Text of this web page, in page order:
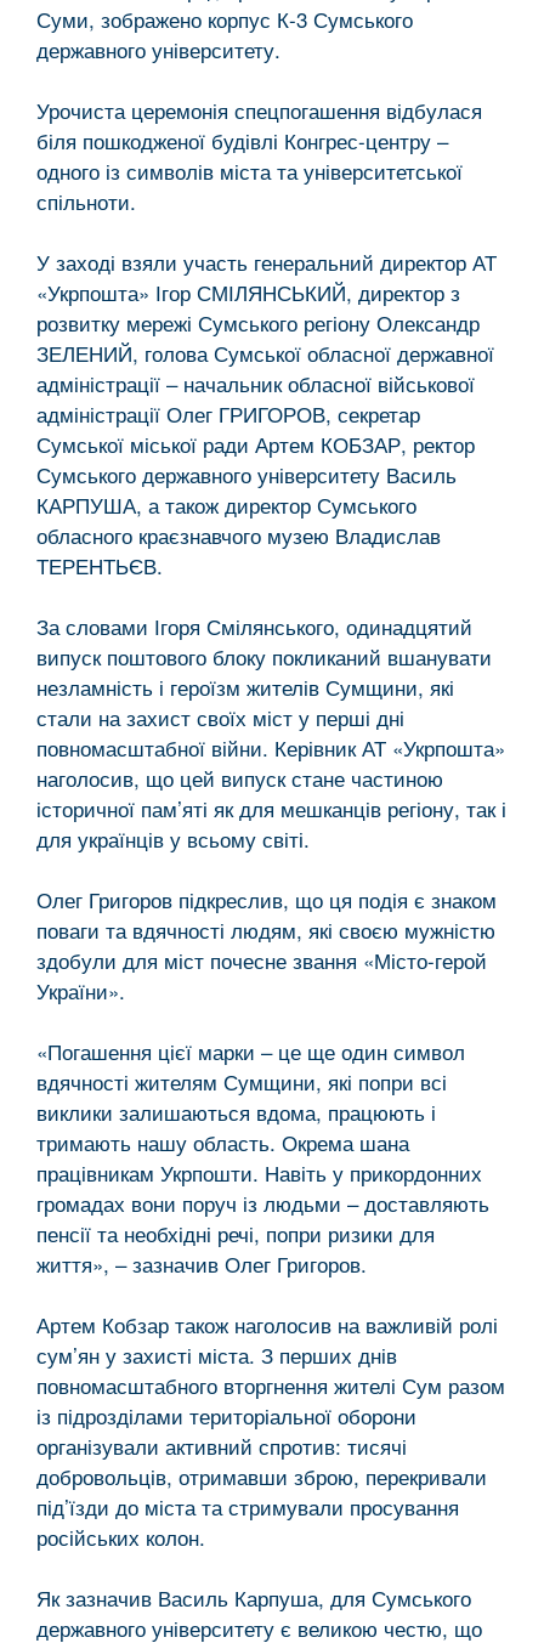
Суми, зображено корпус К-3 Сумського
державного університету.
Урочиста церемонія спецпогашення відбулася
біля пошкодженої будівлі Конгрес-центру –
одного із символів міста та університетської
спільноти.
У заході взяли участь генеральний директор АТ
«Укрпошта» Ігор СМІЛЯНСЬКИЙ, директор з
розвитку мережі Сумського регіону Олександр
ЗЕЛЕНИЙ, голова Сумської обласної державної
адміністрації – начальник обласної військової
адміністрації Олег ГРИГОРОВ, секретар
Сумської міської ради Артем КОБЗАР, ректор
Сумського державного університету Василь
КАРПУША, а також директор Сумського
обласного краєзнавчого музею Владислав
ТЕРЕНТЬЄВ.
За словами Ігоря Смілянського, одинадцятий
випуск поштового блоку покликаний вшанувати
незламність і героїзм жителів Сумщини, які
стали на захист своїх міст у перші дні
повномасштабної війни. Керівник АТ «Укрпошта»
наголосив, що цей випуск стане частиною
історичної пам’яті як для мешканців регіону, так і
для українців у всьому світі.
Олег Григоров підкреслив, що ця подія є знаком
поваги та вдячності людям, які своєю мужністю
здобули для міст почесне звання «Місто-герой
України».
«Погашення цієї марки – це ще один символ
вдячності жителям Сумщини, які попри всі
виклики залишаються вдома, працюють і
тримають нашу область. Окрема шана
працівникам Укрпошти. Навіть у прикордонних
громадах вони поруч із людьми – доставляють
пенсії та необхідні речі, попри ризики для
життя», – зазначив Олег Григоров.
Артем Кобзар також наголосив на важливій ролі
сум’ян у захисті міста. З перших днів
повномасштабного вторгнення жителі Сум разом
із підрозділами територіальної оборони
організували активний спротив: тисячі
добровольців, отримавши зброю, перекривали
під’їзди до міста та стримували просування
російських колон.
Як зазначив Василь Карпуша, для Сумського
державного університету є великою честю, що